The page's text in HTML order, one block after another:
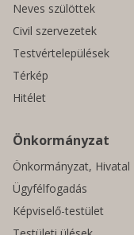
Neves szülöttek
Civil szervezetek
Testvértelepülések
Térkép
Hitélet
Önkormányzat
Önkormányzat, Hivatal
Ügyfélfogadás
Képviselő-testület